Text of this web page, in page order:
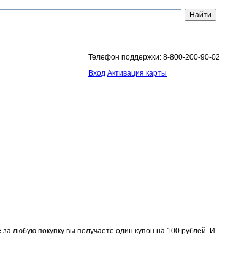
Телефон поддержки: 8-800-200-90-02
Вход Активация карты
любую покупку вы получаете один купон на 100 рублей. И